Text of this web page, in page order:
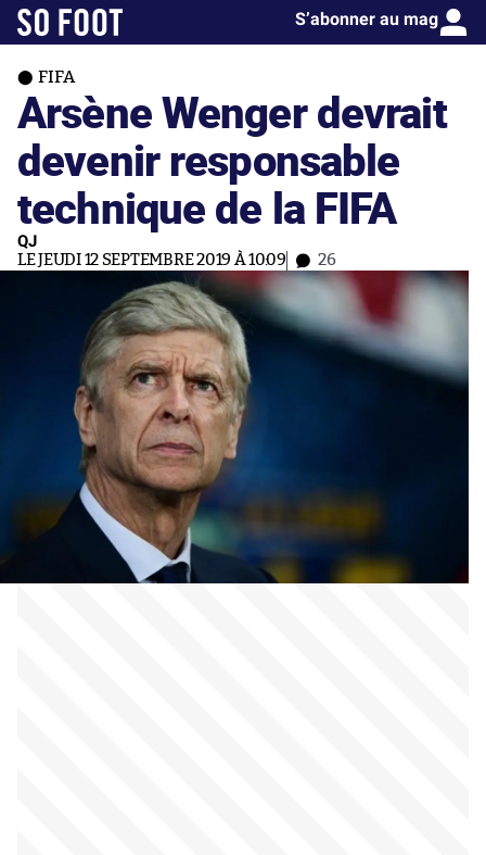
S’abonner au mag
FIFA
Arsène Wenger devrait
devenir responsable
technique de la FIFA
QJ
LE JEUDI 12 SEPTEMBRE 2019 À 10:09 26